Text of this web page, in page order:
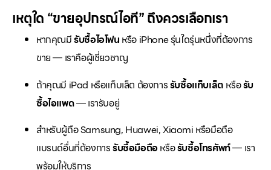
เหตุใด “ขายอุปกรณ์ไอที” ถึงควรเลือกเรา
หากคุณมีรับซื้อไอโฟน หรือ iPhone รุ่นใดรุ่นหนึ่งที่ต้องการ
ขาย — เราคือผู้เชี่ยวชาญ
ถ้าคุณมี iPad หรือแท็บเล็ต ต้องการรับซื้อแท็บเล็ต หรือรับ
ซื้อไอแพด— เรารับอยู่
สำหรับผู้ถือ Samsung, Huawei, Xiaomi หรือมือถือ
แบรนด์อื่นที่ต้องการรับซื้อมือถือหรือรับซื้อโทรศัพท์— เรา
พร้อมให้บริการ